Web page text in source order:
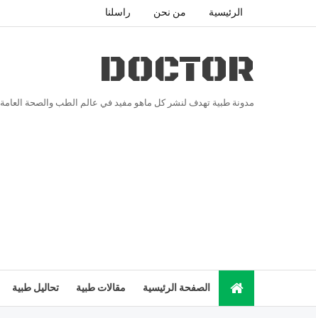
الرئيسية من نحن راسلنا
DOCTOR
مدونة طبية تهدف لنشر كل ماهو مفيد في عالم الطب والصحة العامة
الصفحة الرئيسية مقالات طبية تحاليل طبية